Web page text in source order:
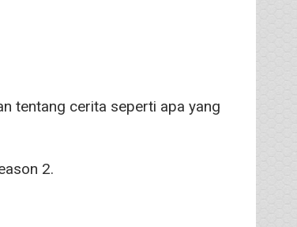
tentang cerita seperti apa yang
2.